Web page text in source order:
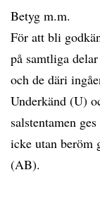
Betyg m.m.
För att bli
på samtliga
och de däri
Underkänd (U)
salstentamen
icke utan beröm
(AB).